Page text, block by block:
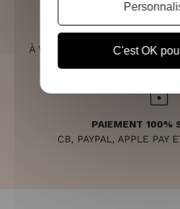
SERVICE
À VOTRE ÉCOUTE DU LUNDI
PAIEMENT 100%
CB, PAYPAL, APPLE PAY
C'est OK